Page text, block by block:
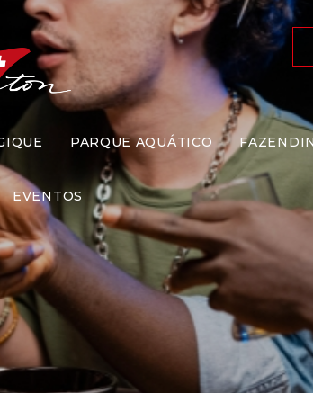
PARQUE AQUÁTICO
EVENTOS